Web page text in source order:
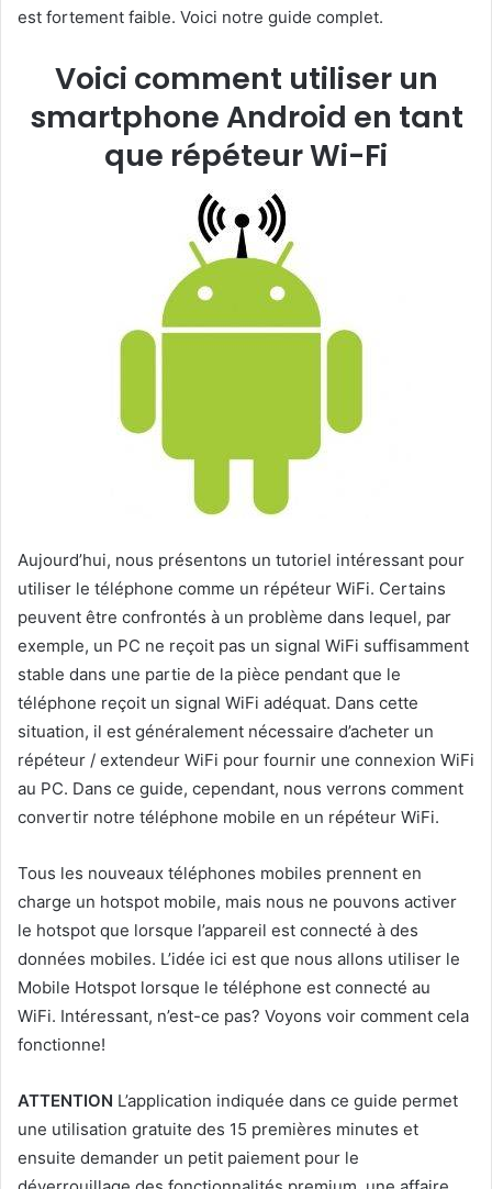
est fortement faible. Voici notre guide complet.
Voici comment utiliser un
smartphone Android en tant
que répéteur Wi-Fi
Aujourd’hui, nous présentons un tutoriel intéressant pour
utiliser le téléphone comme un répéteur WiFi. Certains
peuvent être confrontés à un problème dans lequel, par
exemple, un PC ne reçoit pas un signal WiFi suffisamment
stable dans une partie de la pièce pendant que le
téléphone reçoit un signal WiFi adéquat. Dans cette
situation, il est généralement nécessaire d’acheter un
répéteur / extendeur WiFi pour fournir une connexion WiFi
au PC. Dans ce guide, cependant, nous verrons comment
convertir notre téléphone mobile en un répéteur WiFi.
Tous les nouveaux téléphones mobiles prennent en
charge un hotspot mobile, mais nous ne pouvons activer
le hotspot que lorsque l’appareil est connecté à des
données mobiles. L’idée ici est que nous allons utiliser le
Mobile Hotspot lorsque le téléphone est connecté au
WiFi. Intéressant, n’est-ce pas? Voyons voir comment cela
fonctionne!
ATTENTION L’application indiquée dans ce guide permet
une utilisation gratuite des 15 premières minutes et
ensuite demander un petit paiement pour le